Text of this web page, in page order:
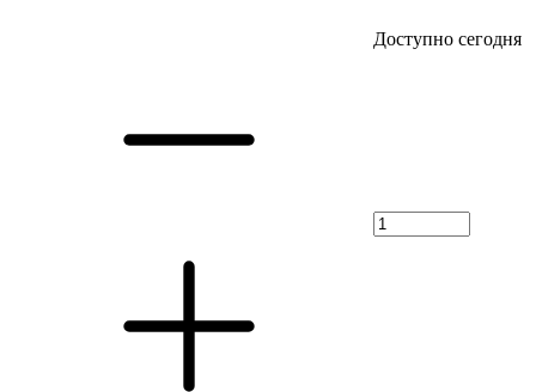
Доступно сегодня